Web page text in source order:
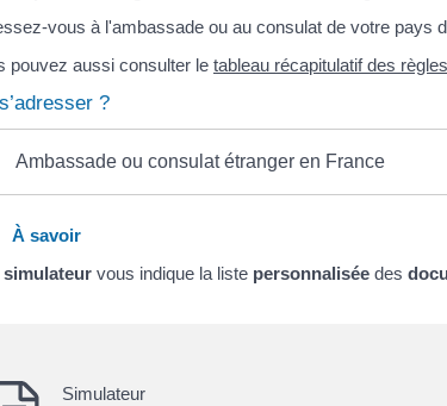
vous à l'ambassade ou au consulat de votre pays
pouvez aussi consulter le tableau récapitulatif des
?
Ambassade ou consulat étranger en France
À savoir
simulateur vous indique la liste personnalisée des
Simulateur